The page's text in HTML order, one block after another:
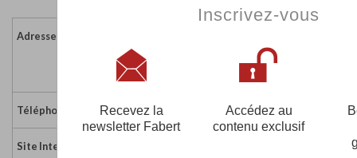
Adresse :
Téléphone : 03 87 74 00 75
Site Internet :
Inscrivez-vous
Recevez la
newsletter Fabert
Accédez au
contenu exclusif